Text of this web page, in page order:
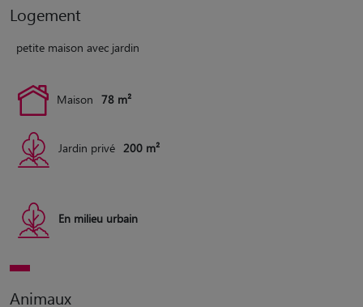
Logement
petite maison avec jardin
Maison 78 m²
Jardin privé 200 m²
En milieu urbain
Animaux